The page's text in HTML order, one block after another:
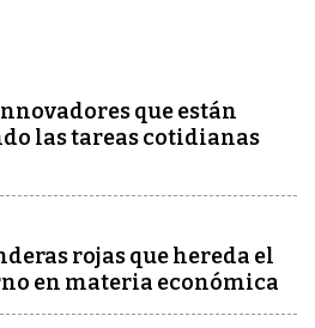
que están
las tareas cotidianas
rojas que hereda el
en materia económica